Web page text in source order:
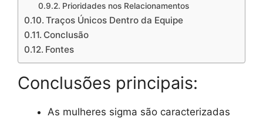
Prioridades nos Relacionamentos
Traços Únicos Dentro da Equipe
Conclusão
Fontes
Conclusões principais:
As mulheres sigma são caracterizadas